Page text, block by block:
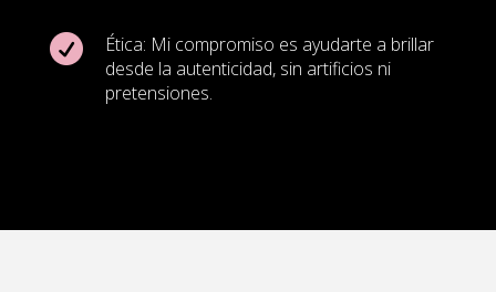

Ética: Mi compromiso es ayudarte a brillar
desde la autenticidad, sin artificios ni
pretensiones.